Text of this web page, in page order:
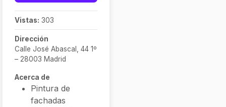
Vistas: 303
Dirección
Calle José Abascal, 44 1º
– 28003 Madrid
Acerca de
Pintura de
fachadas